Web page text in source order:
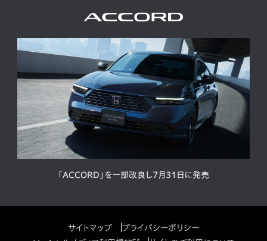
「ACCORD」を一部改良し7月31日に発売
サイトマップ
プライバシーポリシー